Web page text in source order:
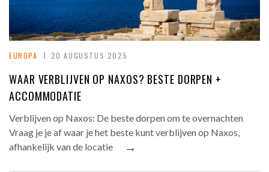
EUROPA 20 AUGUSTUS 2025
WAAR VERBLIJVEN OP NAXOS? BESTE DORPEN +
ACCOMMODATIE
Verblijven op Naxos: De beste dorpen om te overnachten
Vraag je je af waar je het beste kunt verblijven op Naxos,
afhankelijk van de locatie
→